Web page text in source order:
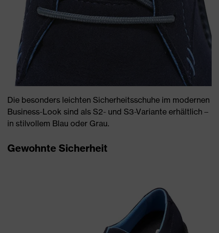
Die besonders leichten Sicherheitsschuhe im modernen
Business-Look sind als S2- und S3-Variante erhältlich –
in stilvollem Blau oder Grau.
Gewohnte Sicherheit